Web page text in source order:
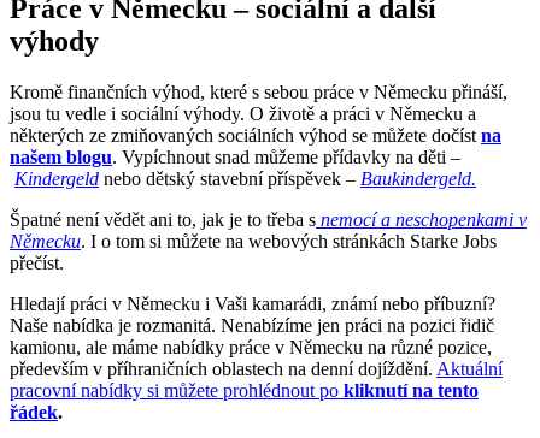
Práce v Německu – sociální a další
výhody
Kromě finančních výhod, které s sebou práce v Německu přináší,
jsou tu vedle i sociální výhody. O životě a práci v Německu a
některých ze zmiňovaných sociálních výhod se můžete dočíst na
našem blogu. Vypíchnout snad můžeme přídavky na děti –
Kindergeld nebo dětský stavební příspěvek – Baukindergeld.
Špatné není vědět ani to, jak je to třeba s nemocí a neschopenkami v
Německu. I o tom si můžete na webových stránkách Starke Jobs
přečíst.
Hledají práci v Německu i Vaši kamarádi, známí nebo příbuzní?
Naše nabídka je rozmanitá. Nenabízíme jen práci na pozici řidič
kamionu, ale máme nabídky práce v Německu na různé pozice,
především v příhraničních oblastech na denní dojíždění. Aktuální
pracovní nabídky si můžete prohlédnout po kliknutí na tento
řádek.